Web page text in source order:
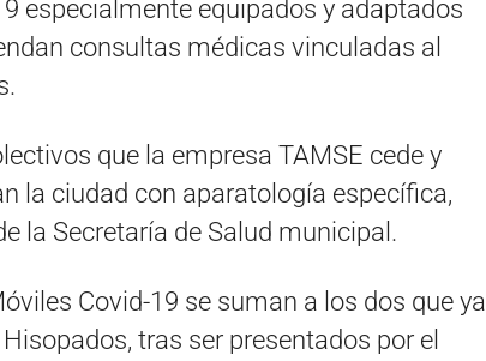
especialmente equipados y adaptados
consultas médicas vinculadas al
que la empresa TAMSE cede y
la ciudad con aparatología específica,
la Secretaría de Salud municipal.
Covid-19 se suman a los dos que ya
tras ser presentados por el